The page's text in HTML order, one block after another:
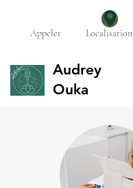
Appeler Localisation
Audrey
Ouka